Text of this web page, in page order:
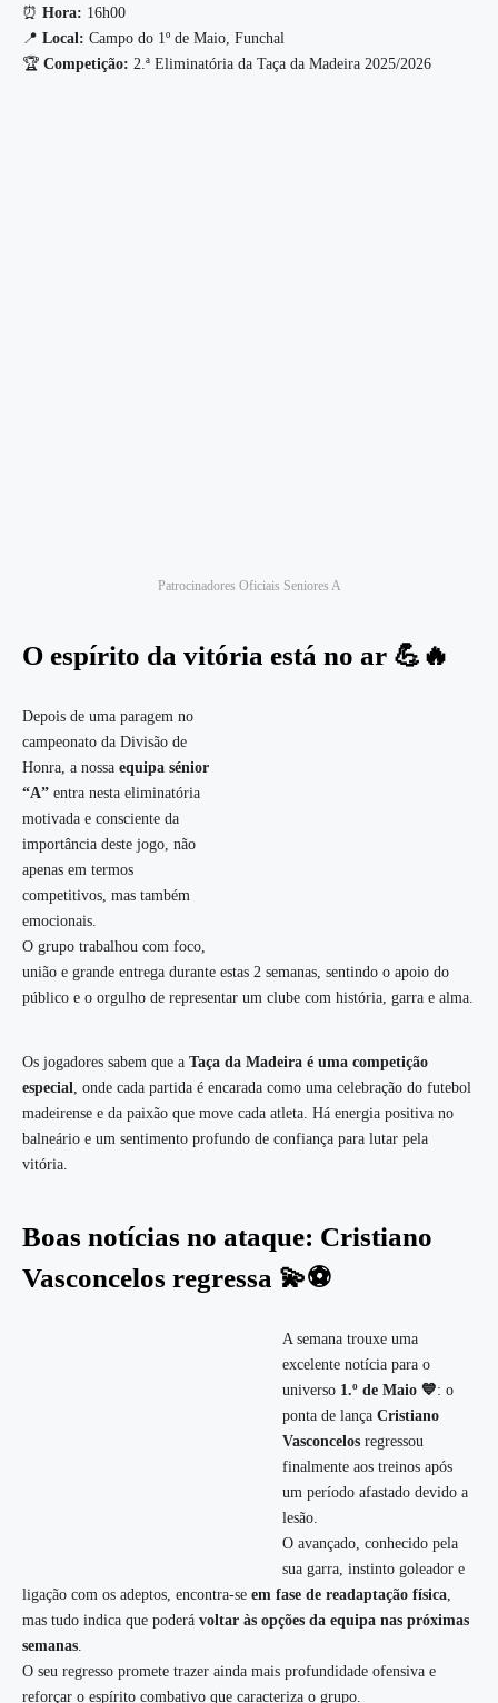
⏰ Hora: 16h00
📍 Local: Campo do 1º de Maio, Funchal
🏆 Competição: 2.ª Eliminatória da Taça da Madeira 2025/2026
Patrocinadores Oficiais Seniores A
O espírito da vitória está no ar 💪🔥
Depois de uma paragem no
campeonato da Divisão de
Honra, a nossa equipa sénior
“A” entra nesta eliminatória
motivada e consciente da
importância deste jogo, não
apenas em termos
competitivos, mas também
emocionais.
O grupo trabalhou com foco,
união e grande entrega durante estas 2 semanas, sentindo o apoio do
público e o orgulho de representar um clube com história, garra e alma.
Os jogadores sabem que a Taça da Madeira é uma competição
especial, onde cada partida é encarada como uma celebração do futebol
madeirense e da paixão que move cada atleta. Há energia positiva no
balneário e um sentimento profundo de confiança para lutar pela
vitória.
Boas notícias no ataque: Cristiano
Vasconcelos regressa 💫⚽
A semana trouxe uma
excelente notícia para o
universo 1.º de Maio 💙: o
ponta de lança Cristiano
Vasconcelos regressou
finalmente aos treinos após
um período afastado devido a
lesão.
O avançado, conhecido pela
sua garra, instinto goleador e
ligação com os adeptos, encontra-se em fase de readaptação física,
mas tudo indica que poderá voltar às opções da equipa nas próximas
semanas.
O seu regresso promete trazer ainda mais profundidade ofensiva e
reforçar o espírito combativo que caracteriza o grupo.